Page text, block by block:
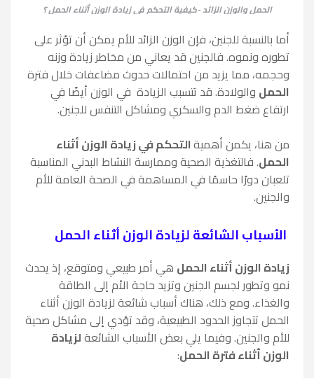
الحمل والوزن الزائد -كيفية التحكم في زيادة الوزن أثناء الحمل ؟
أما بالنسبة للجنين، فإن الوزن الزائد للأم يمكن أن تؤثر على
تطوره ونموه. فالجنين قد يعاني من مخاطر زيادة وزنه
وحجمه، مما يزيد من احتمالات حدوث مضاعفات خلال فترة
الحمل والولادة. قد تتسبب الزيادة في الوزن أيضًا في
ارتفاع ضغط الدم والسكري ومشاكل التنفس للجنين.
من هنا، يكمن أهميةالتحكم في زيادة الوزن أثناء
الحمل. فالتغذية الصحية وممارسة النشاط البدني المناسبة
تلعبان دورًا حاسمًا في المساهمة في الصحة العامة للأم
والجنين.
الأسباب الشائعة لزيادة الوزن أثناء الحمل
زيادة الوزن أثناء الحمل هي أمر طبيعي ومتوقع، إذ يحدث
نمو وتطور لجسم الجنين وتزيد حاجة الأم إلى الطاقة
والغذاء. ومع ذلك، هناك أسباب شائعة لزيادة الوزن أثناء
الحمل تتجاوز الحدود الطبيعية، وقد تؤدي إلى مشاكل صحية
للأم والجنين. وفيما يلي بعض الأسباب الشائعةلزيادة
الوزن أثناء فترة الحمل: